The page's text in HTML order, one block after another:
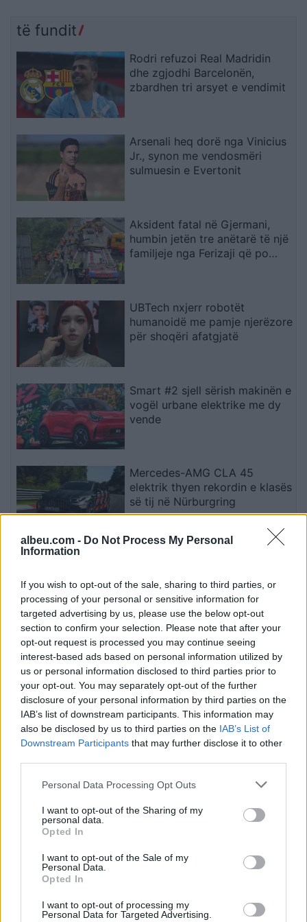
albeu.com - Do Not Process My Personal
Information
If you wish to opt-out of the sale, sharing to third parties, or
processing of your personal or sensitive information for
targeted advertising by us, please use the below opt-out
section to confirm your selection. Please note that after your
opt-out request is processed you may continue seeing
interest-based ads based on personal information utilized by
us or personal information disclosed to third parties prior to
your opt-out. You may separately opt-out of the further
disclosure of your personal information by third parties on the
IAB’s list of downstream participants. This information may
also be disclosed by us to third parties on the IAB’s List of
Downstream Participants that may further disclose it to other
Personal Data Processing Opt Outs
I want to opt-out of the Sharing of my
personal data.
Opted In
I want to opt-out of the Sale of my
Personal Data.
Opted In
I want to opt-out of processing my
Personal Data for Targeted Advertising.
të fundit
Rodri refuzoi Real Madridin
dhe zgjodhi Barcelonën,
zbardhen tri arsyet e vendimit
Arsenali heq dorë nga Vinicius
Jr., synon me vendosmëri
sulmuesin e Evertonit
Aksident fatal në Gjermani,
humbin jetën tre anëtarë të një
familjeje nga Ferizaji që po
UBTech nxjerr robotët
humanoidë me pamje njerëzore
për shoqëri afatgjatë
Smart #2 sjell sërish makinën e
vogël urbane elektrike me dy
vende
Mercedes-AMG CLA 45
elektrik thyen rekordin e klasës
së tij në Nürburgring
në motin hapësinor dhe Tokë
Esim for Global
Esim for USA|Esim for Italy| Esim for Spain|Esim